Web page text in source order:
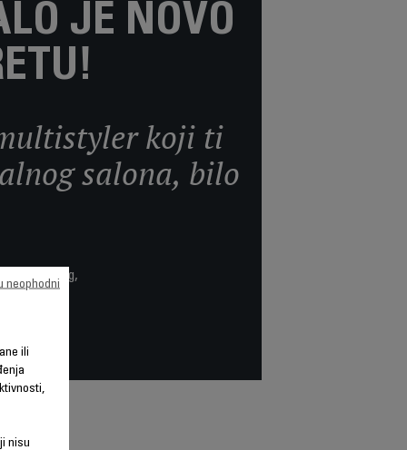
JE NOVO
koji ti
salona, bilo
samo 320 g,
ili
nisu
neophodni